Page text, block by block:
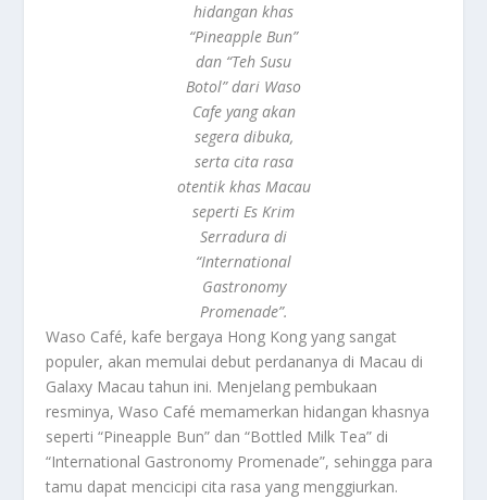
hidangan khas
“Pineapple Bun”
dan “Teh Susu
Botol” dari Waso
Cafe yang akan
segera dibuka,
serta cita rasa
otentik khas Macau
seperti Es Krim
Serradura di
“International
Gastronomy
Promenade”.
Waso Café, kafe bergaya Hong Kong yang sangat
populer, akan memulai debut perdananya di Macau di
Galaxy Macau tahun ini. Menjelang pembukaan
resminya, Waso Café memamerkan hidangan khasnya
seperti “Pineapple Bun” dan “Bottled Milk Tea” di
“International Gastronomy Promenade”, sehingga para
tamu dapat mencicipi cita rasa yang menggiurkan.